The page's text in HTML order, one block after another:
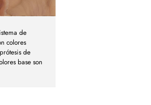
de
colores
de
base son